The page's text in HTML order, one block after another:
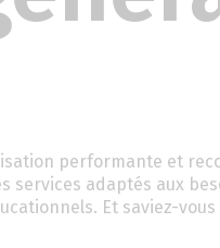
performante et
services adaptés aux
Et saviez-